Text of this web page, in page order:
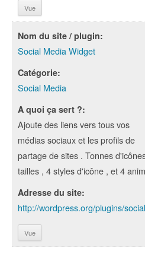
Vue
Nom du site / plugin:
Social Media Widget
Catégorie:
Social Media
A quoi ça sert ?:
Ajoute des liens vers tous vos
médias sociaux et les profils de
partage de sites . Tonnes
tailles , 4 styles d'icône , et 4
Adresse du site:
http://wordpress.org/plugins/
Vue